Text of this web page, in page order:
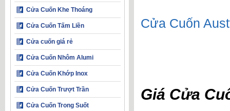
Cửa Cuốn Khe Thoáng
Cửa Cuốn Tấm Liền
Cửa cuốn giá rẻ
Cửa Cuốn Nhôm Alumi
Cửa Cuốn Khớp Inox
Cửa Cuốn Trượt Trần
Cửa Cuốn Trong Suốt
Cửa Cuốn
Giá Cửa